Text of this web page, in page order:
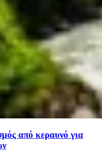
από κεραυνό για